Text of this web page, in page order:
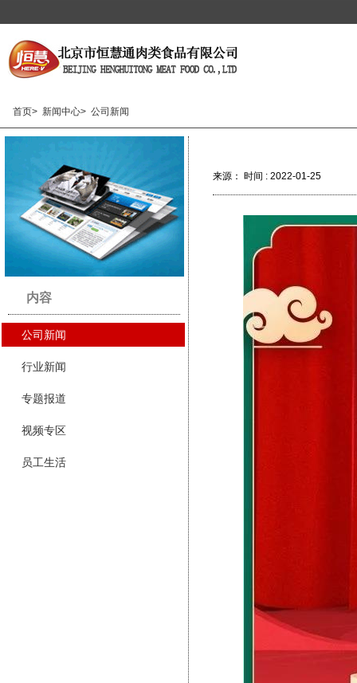
首页> 新闻中心> 公司新闻
内容
公司新闻
行业新闻
专题报道
视频专区
员工生活
来源： 时间 : 2022-01-25